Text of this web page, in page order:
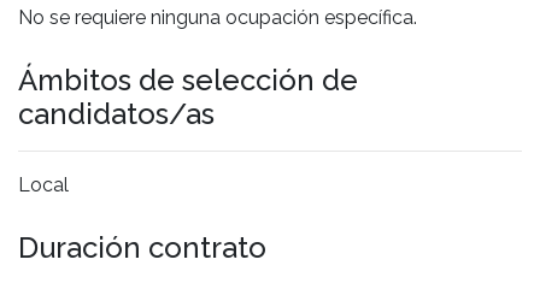
No se requiere ninguna ocupación específica.
Ámbitos de selección de
candidatos/as
Local
Duración contrato